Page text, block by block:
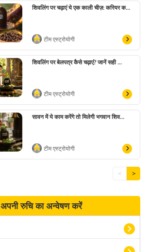
शिवलिंग पर चढ़ाएं ये एक काली चीज़: करियर क...
टीम एस्ट्रोयोगी
शिवलिंग पर बेलपत्र कैसे चढ़ाएं? जानें सही ...
टीम एस्ट्रोयोगी
सावन में ये काम करेंगे तो मिलेगी भगवान शिव...
टीम एस्ट्रोयोगी
< >
अपनी रुचि का अन्वेषण करें